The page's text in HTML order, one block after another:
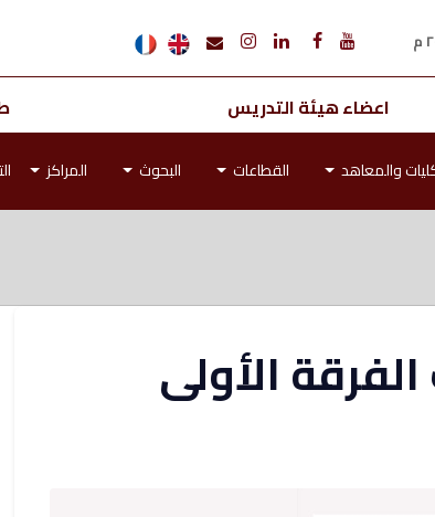
اعضاء هيئة التدريس
والمعاهد القطاعات البحوث المراكز
الأولى